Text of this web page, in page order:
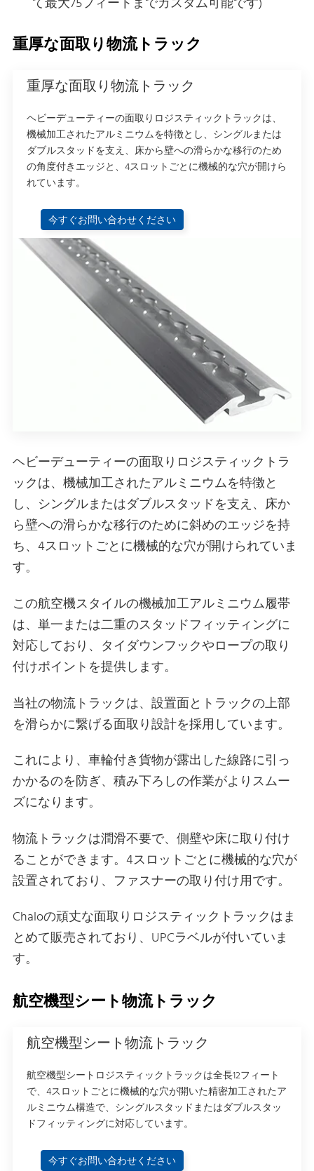
重厚な面取り物流トラック
重厚な面取り物流トラック
ヘビーデューティーの面取りロジスティックトラックは、
機械加工されたアルミニウムを特徴とし、シングルまたは
ダブルスタッドを支え、床から壁への滑らかな移行のため
の角度付きエッジと、4スロットごとに機械的な穴が開けら
れています。
今すぐお問い合わせください
ヘビーデューティーの面取りロジスティックトラ
ックは、機械加工されたアルミニウムを特徴と
し、シングルまたはダブルスタッドを支え、床か
ら壁への滑らかな移行のために斜めのエッジを持
ち、4スロットごとに機械的な穴が開けられていま
す。
この航空機スタイルの機械加工アルミニウム履帯
は、単一または二重のスタッドフィッティングに
対応しており、タイダウンフックやロープの取り
付けポイントを提供します。
当社の物流トラックは、設置面とトラックの上部
を滑らかに繋げる面取り設計を採用しています。
これにより、車輪付き貨物が露出した線路に引っ
かかるのを防ぎ、積み下ろしの作業がよりスムー
ズになります。
物流トラックは潤滑不要で、側壁や床に取り付け
ることができます。4スロットごとに機械的な穴が
設置されており、ファスナーの取り付け用です。
Chaloの頑丈な面取りロジスティックトラックはま
とめて販売されており、UPCラベルが付いていま
す。
航空機型シート物流トラック
航空機型シート物流トラック
航空機型シートロジスティックトラックは全長12フィート
で、4スロットごとに機械的な穴が開いた精密加工されたア
ルミニウム構造で、シングルスタッドまたはダブルスタッ
ドフィッティングに対応しています。
今すぐお問い合わせください